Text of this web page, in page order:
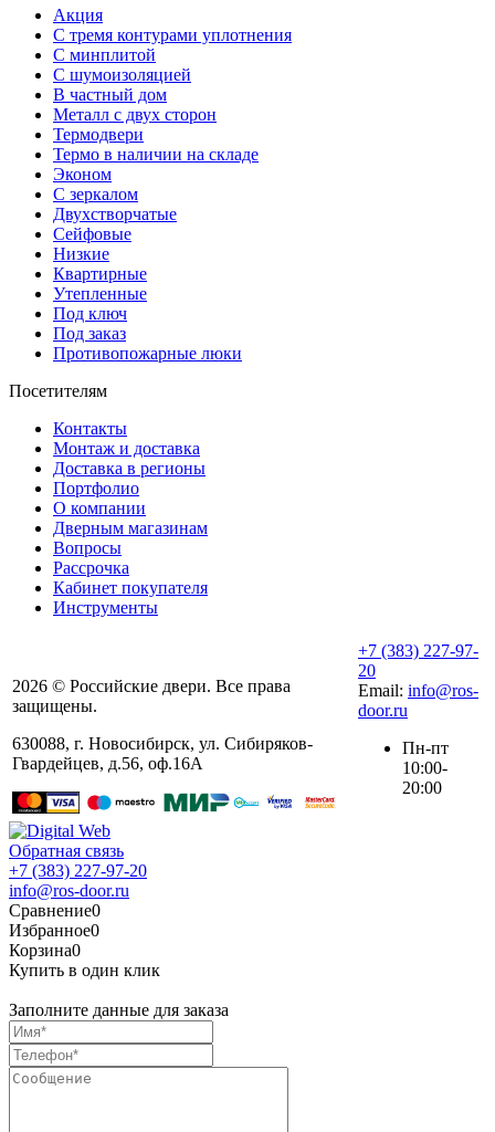
Акция
С тремя контурами уплотнения
С минплитой
С шумоизоляцией
В частный дом
Металл с двух сторон
Термодвери
Термо в наличии на складе
Эконом
С зеркалом
Двухстворчатые
Сейфовые
Низкие
Квартирные
Утепленные
Под ключ
Под заказ
Противопожарные люки
Посетителям
Контакты
Монтаж и доставка
Доставка в регионы
Портфолио
О компании
Дверным магазинам
Вопросы
Рассрочка
Кабинет покупателя
Инструменты
2026 © Российские двери. Все права
защищены.
630088, г. Новосибирск, ул. ​Сибиряков-
Гвардейцев, д.56​, оф.16А
+7 (383) 227-97-
20
Email: info@ros-
door.ru
Пн-пт
10:00-
20:00
Обратная связь
+7 (383) 227-97-20
info@ros-door.ru
Сравнение0
Избранное0
Корзина0
Купить в один клик
Заполните данные для заказа